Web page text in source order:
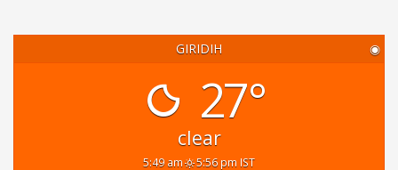
GIRIDIH ◉
27°
clear
5:49 am 5:56 pm IST